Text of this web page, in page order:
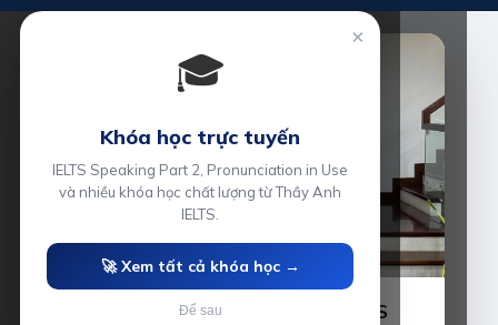
Luyện thi IELTS cùng Thầy Anh IELTS
×
🎓
Khóa học trực tuyến
IELTS Speaking Part 2, Pronunciation in Use
và nhiều khóa học chất lượng từ Thầy Anh
IELTS.
🚀 Xem tất cả khóa học →
Để sau